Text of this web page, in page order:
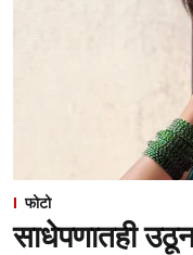
फोटो
साधेपणातही